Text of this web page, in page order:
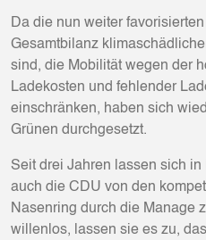
Da die nun weiter
Gesamtbilanz
sind, die Mobilität wegen der
Ladekosten und fehlender
einschränken, haben sich
Grünen durchgesetzt.
Seit drei Jahren lassen sich
auch die CDU von den
Nasenring durch die Manage
willenlos, lassen sie es zu,